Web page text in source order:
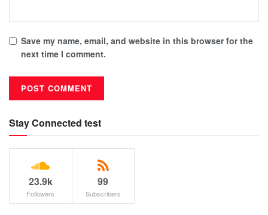
Save my name, email, and website in this browser for the
next time I comment.
Stay Connected test
23.9k
Followers
99
Subscribers